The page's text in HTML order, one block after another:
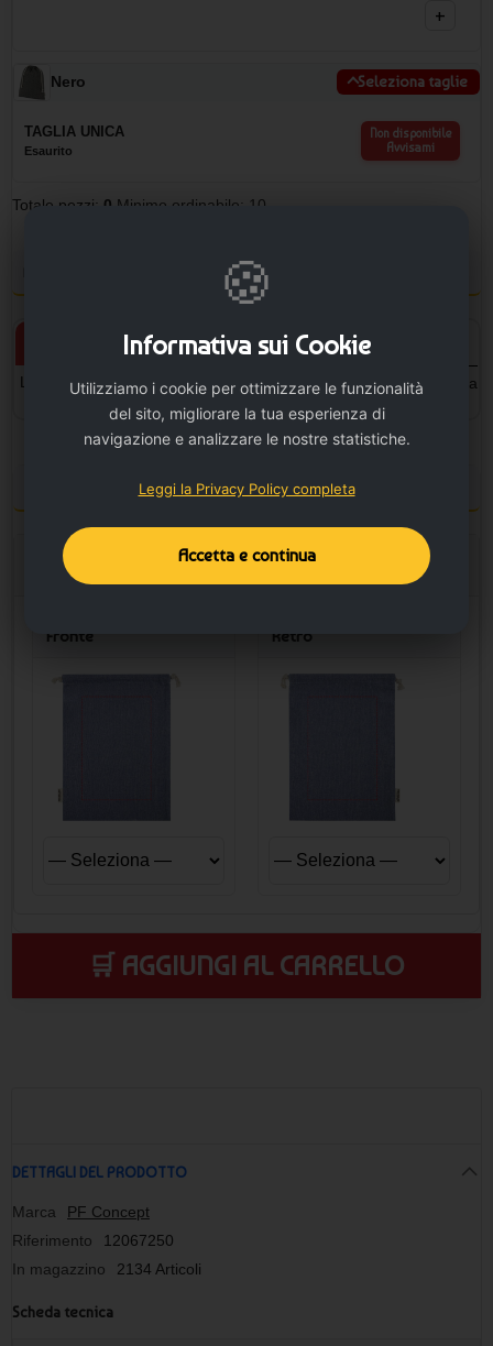
+
Nero Seleziona taglie
TAGLIA UNICA
Esaurito
Non disponibile
Avvisami
Totale pezzi: 0 Minimo ordinabile: 10
Personalizza il prodotto e vedi il tuo preventivo
Prodotto personalizzato
L'articolo verrà personalizzato
con la stampa.
Prodotto neutro
L'articolo sarà senza la stampa
Configura la stampa
Opzioni stampa
Fronte Retro
🛒 AGGIUNGI AL CARRELLO
DETTAGLI DEL PRODOTTO
Marca
PF Concept
Riferimento
12067250
In magazzino
2134 Articoli
Scheda tecnica
🍪
Informativa sui Cookie
Utilizziamo i cookie per ottimizzare le funzionalità
del sito, migliorare la tua esperienza di
navigazione e analizzare le nostre statistiche.
Leggi la Privacy Policy completa
Accetta e continua